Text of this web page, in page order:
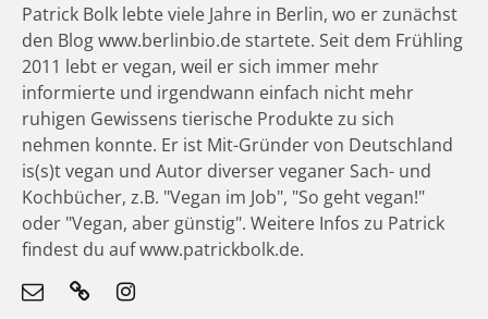
Patrick Bolk lebte viele Jahre in Berlin, wo er zunächst
den Blog www.berlinbio.de startete. Seit dem Frühling
2011 lebt er vegan, weil er sich immer mehr
informierte und irgendwann einfach nicht mehr
ruhigen Gewissens tierische Produkte zu sich
nehmen konnte. Er ist Mit-Gründer von Deutschland
is(s)t vegan und Autor diverser veganer Sach- und
Kochbücher, z.B. "Vegan im Job", "So geht vegan!"
oder "Vegan, aber günstig". Weitere Infos zu Patrick
findest du auf www.patrickbolk.de.